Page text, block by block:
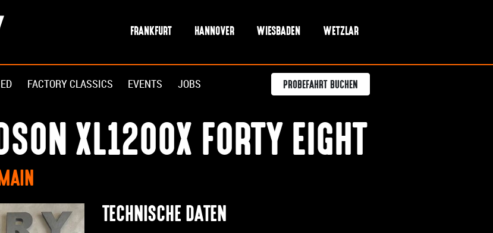
FRANKFURT HANNOVER WIESBADEN WETZLAR
FACTORY CLASSICS EVENTS JOBS PROBEFAHRT BUCHEN
XL1200X FORTY EIGHT
TECHNISCHE DATEN